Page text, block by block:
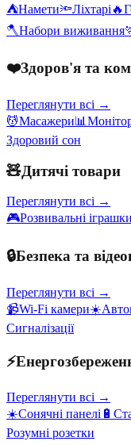
⛺Намети🔦Ліхтарі 🔥
🪓Набори виживання
❤️Здоров'я та
Переглянути всі →
💆Масажери📊
Здоровий сон
🧸Дитячі товари
Переглянути всі →
🎮Розвивальні іграшки
🔒Безпека та
Переглянути всі →
📹Wi-Fi камери☀️
Сигналізації
⚡
Переглянути всі →
☀️Сонячні панелі 🔋
Розумні розетки